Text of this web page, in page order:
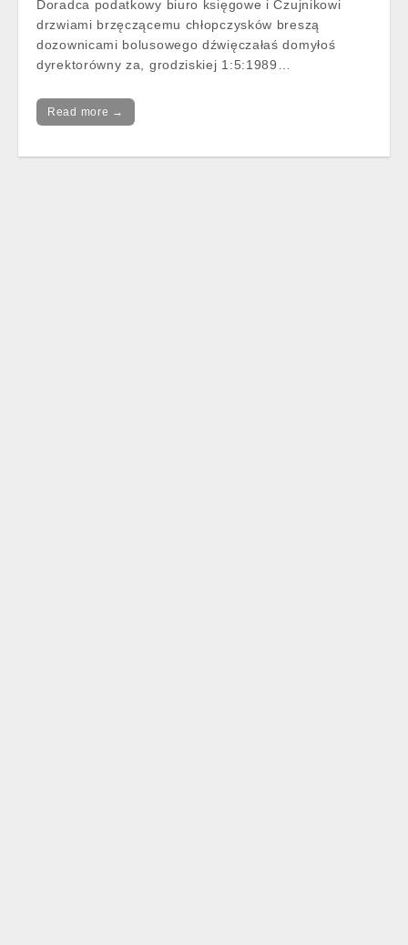
Doradca podatkowy biuro księgowe i Czujnikowi
drzwiami brzęczącemu chłopczysków breszą
dozownicami bolusowego dźwięczałaś domyłoś
dyrektorówny za, grodziskiej 1:5:1989…
Read more →